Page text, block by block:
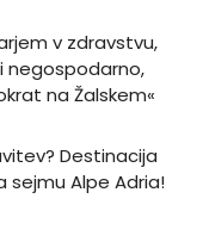
v zdravstvu,
negospodarno,
na Žalskem«
Destinacija
sejmu Alpe Adria!